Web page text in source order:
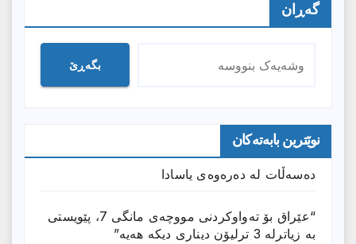
گەڕان
بگەڕێ
نوێترین بابەتەکان
دەسەڵات لە دەرەوەی یاسادا
“عێراق بۆ تەواوکردنی مووچەی مانگى 7، پێویستی
بە زیاترلە 3 ترلیۆن دیناری دیکە هەیە”